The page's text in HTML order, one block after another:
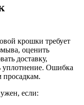
крошки требует
оценить
доставку,
уплотнение. Ошибка
если: